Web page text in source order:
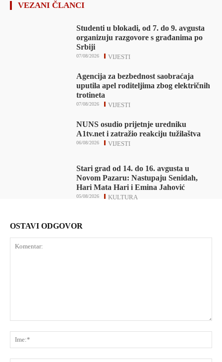
VEZANI ČLANCI
Studenti u blokadi, od 7. do 9. avgusta
organizuju razgovore s građanima po
Srbiji
VIJESTI
07/08/2026
Agencija za bezbednost saobraćaja
uputila apel roditeljima zbog električnih
trotineta
VIJESTI
07/08/2026
NUNS osudio prijetnje uredniku
A1tv.net i zatražio reakciju tužilaštva
VIJESTI
06/08/2026
Stari grad od 14. do 16. avgusta u
Novom Pazaru: Nastupaju Senidah,
Hari Mata Hari i Emina Jahović
KULTURA
05/08/2026
OSTAVI ODGOVOR